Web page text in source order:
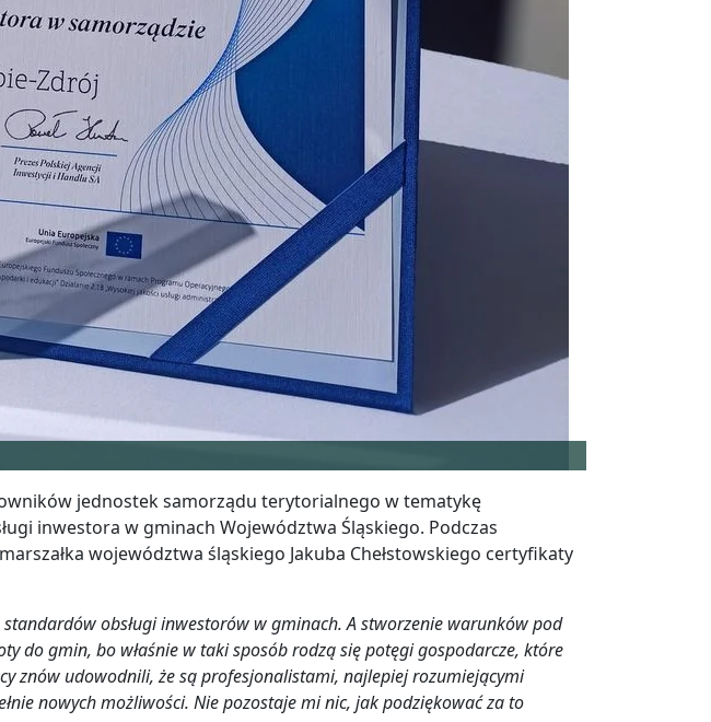
jednostek samorządu terytorialnego w tematykę
inwestora w gminach Województwa Śląskiego. Podczas
województwa śląskiego Jakuba Chełstowskiego certyfikaty
obsługi inwestorów w gminach. A stworzenie warunków pod
do gmin, bo właśnie w taki sposób rodzą się potęgi gospodarcze, które
znów udowodnili, że są profesjonalistami, najlepiej rozumiejącymi
nowych możliwości. Nie pozostaje mi nic, jak podziękować za to